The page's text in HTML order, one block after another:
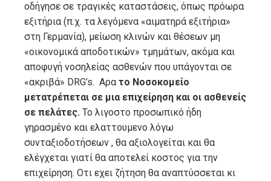
οδήγησε σε τραγικές καταστάσεις, όπως πρόωρα
εξιτήρια (π.χ. τα λεγόμενα «αιματηρά εξιτήρια»
στη Γερμανία), μείωση κλινών και θέσεων μη
«οικονομικά αποδοτικών» τμημάτων, ακόμα και
αποφυγή νοσηλείας ασθενών που υπάγονται σε
«ακριβά» DRG’s. Αρα το Νοσοκομείο
μετατρέπεται σε μια επιχείρηση και οι ασθενείς
σε πελάτες. Το λιγοστο προσωπικό ήδη
γηρασμένο και ελαττουμενο λόγω
συνταξιοδοτήσεων , θα αξιολογείται και θα
ελέγχεται γιατί θα αποτελεί κοστος για την
επιχείρηση. Οτι εχει ζήτηση θα αναπτύσσεται κι